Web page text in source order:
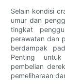
Selain kondisi
umur dan
tingkat
perawatan dan
berdampak
Penting untuk
pembelian
pemeliharaan